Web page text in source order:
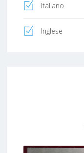
Italiano
Inglese